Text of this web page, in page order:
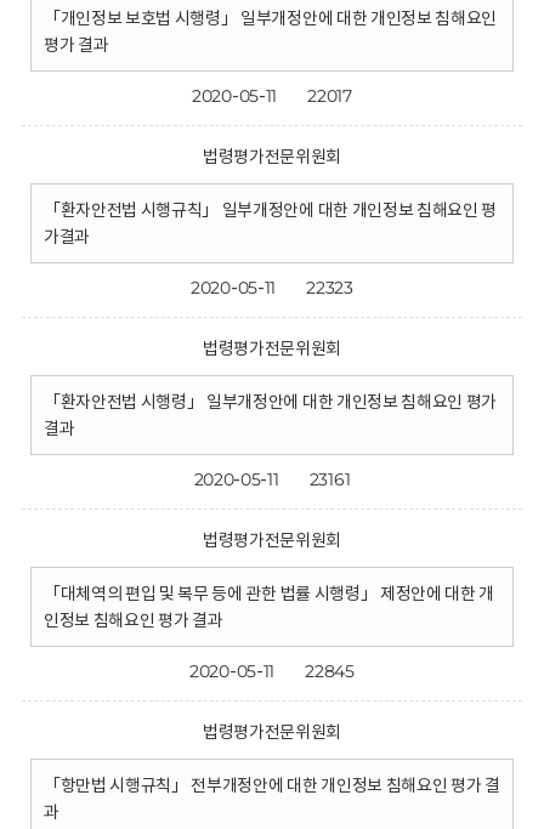
「개인정보 보호법 시행령」 일부개정안에 대한 개인정보 침해요인
평가 결과
2020-05-11 22017
법령평가전문위원회
「환자안전법 시행규칙」 일부개정안에 대한 개인정보 침해요인 평
가결과
2020-05-11 22323
법령평가전문위원회
「환자안전법 시행령」 일부개정안에 대한 개인정보 침해요인 평가
결과
2020-05-11 23161
법령평가전문위원회
「대체역의 편입 및 복무 등에 관한 법률 시행령」 제정안에 대한 개
인정보 침해요인 평가 결과
2020-05-11 22845
법령평가전문위원회
「항만법 시행규칙」 전부개정안에 대한 개인정보 침해요인 평가 결
과